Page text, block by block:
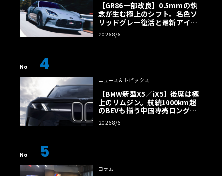
【GR86一部改良】0.5mmの執
念が生む極上のシフト。名色ソ
リッドグレー復活と最新アイサ
イトでFRの極みへ
2026 8/6
No 4
ニュース＆トピックス
【BMW新型X5／iX5】後席は極
上のリムジン。航続1000km超
のBEVも揃う中国専売ロング仕
様の全貌
2026 8/6
No 5
コラム